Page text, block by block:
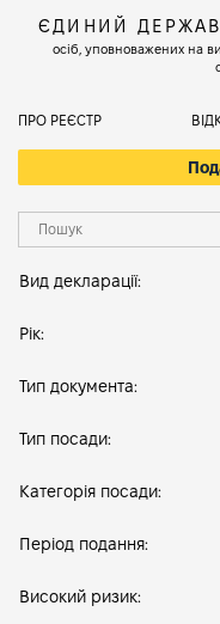
ЄДИНИЙ
осіб, уповноважених на
ПРО РЕЄСТР
Вид декларації:
Рік:
Тип документа:
Тип посади:
Категорія посади:
Період подання:
Високий ризик: